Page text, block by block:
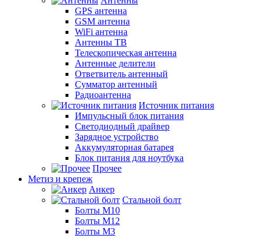
GPS антенна
GSM антенна
WiFi антенна
Антенны ТВ
Телескопическая антенна
Антенные делители
Ответвитель антенный
Сумматор антенный
Радиоантенна
Источник питания
Импульсный блок питания
Светодиодный драйвер
Зарядное устройство
Аккумуляторная батарея
Блок питания для ноутбука
Прочее
Метиз и крепеж
Анкер
Стальной болт
Болты М10
Болты М12
Болты М3